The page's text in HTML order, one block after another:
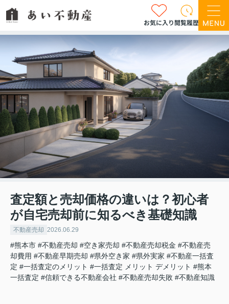
お気に入り閲覧履歴
査定額と売却価格の違いは？初心者
が自宅売却前に知るべき基礎知識
不動産売却 2026.06.29
#熊本市 #不動産売却 #空き家売却 #不動産売却税金 #不動産売
却費用 #不動産早期売却 #県外空き家 #県外実家 #不動産一括査
定 #一括査定のメリット #一括査定 メリット デメリット #熊本
一括査定 #信頼できる不動産会社 #不動産売却失敗 #不動産知識